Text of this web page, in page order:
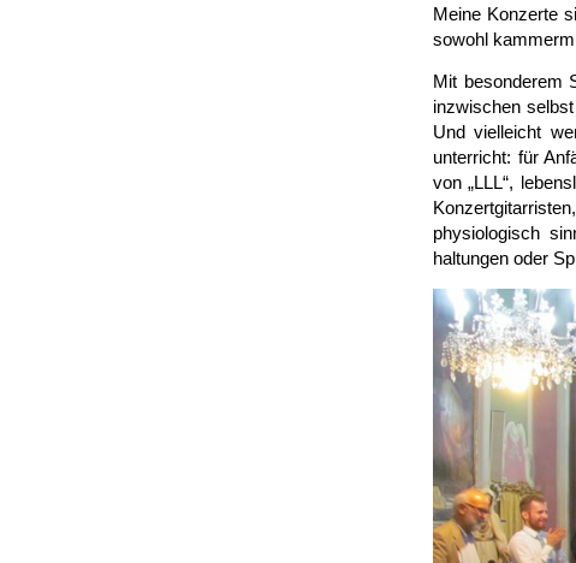
Meine Konzerte
sowohl
Mit besonderem
inzwischen
Und vielleicht
unterricht: für
von „LLL“,
physio­logisch
haltungen oder